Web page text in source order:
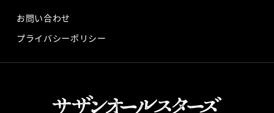
お問い合わせ
プライバシーポリシー